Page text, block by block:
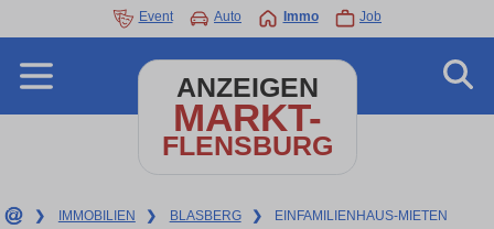
Event Auto Immo Job
ANZEIGEN
MARKT-
FLENSBURG
❯ IMMOBILIEN ❯ BLASBERG ❯ EINFAMILIENHAUS-MIETEN